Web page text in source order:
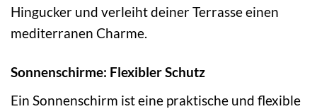
Hingucker und verleiht deiner Terrasse einen
mediterranen Charme.
Sonnenschirme: Flexibler Schutz
Ein Sonnenschirm ist eine praktische und flexible